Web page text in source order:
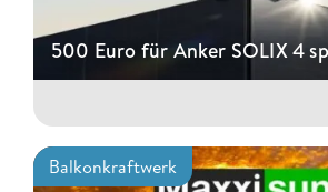
500 Euro für Anker SOLIX 4
Balkonkraftwerk